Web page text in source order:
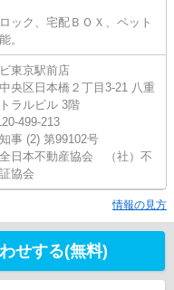
ック、宅配ＢＯＸ、ペット
。
東京駅前店
央区日本橋２丁目3-21 八重
ラルビル 3階
499-213
事 (2) 第99102号
全日本不動産協会 （社）不
協会
情報の見方
せする(無料)